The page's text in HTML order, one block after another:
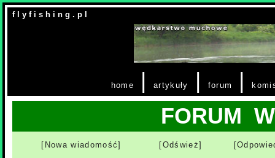
f l y f i s h i n g . p l
home |artykuły | forum |
FORUM
[Nowa wiadomość] [Odśwież]